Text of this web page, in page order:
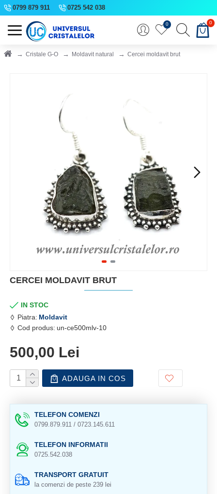
0799 879 911 0725 542 038
0 0
Cristale G-O Moldavit natural Cercei moldavit brut
CERCEI MOLDAVIT BRUT
IN STOC
Piatra: Moldavit
Cod produs: un-ce500mlv-10
500,00 Lei
ADAUGA IN COS
TELEFON COMENZI
0799.879.911 / 0723.145.611
TELEFON INFORMATII
0725.542.038
TRANSPORT GRATUIT
la comenzi de peste 239 lei